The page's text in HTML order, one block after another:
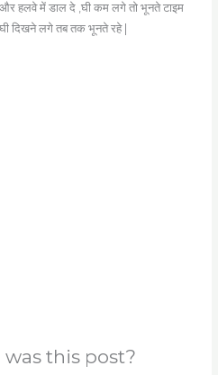
हलवे में डाल दे ,घी कम लगे तो भूनते टाइम
दिखने लगे तब तक भूनते रहे |
this post?